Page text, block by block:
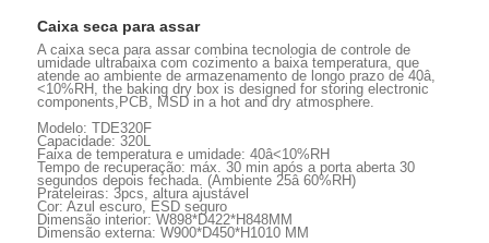
Caixa seca para assar
A caixa seca para assar combina tecnologia de controle de
umidade ultrabaixa com cozimento a baixa temperatura, que
atende ao ambiente de armazenamento de longo prazo de 40â,
<10%RH, the baking dry box is designed for storing electronic
components,PCB, MSD in a hot and dry atmosphere.
Modelo: TDE320F
Capacidade: 320L
Faixa de temperatura e umidade: 40â<10%RH
Tempo de recuperação: máx. 30 min após a porta aberta 30
segundos depois fechada. (Ambiente 25â 60%RH)
Prateleiras: 3pcs, altura ajustável
Cor: Azul escuro, ESD seguro
Dimensão interior: W898*D422*H848MM
Dimensão externa: W900*D450*H1010 MM